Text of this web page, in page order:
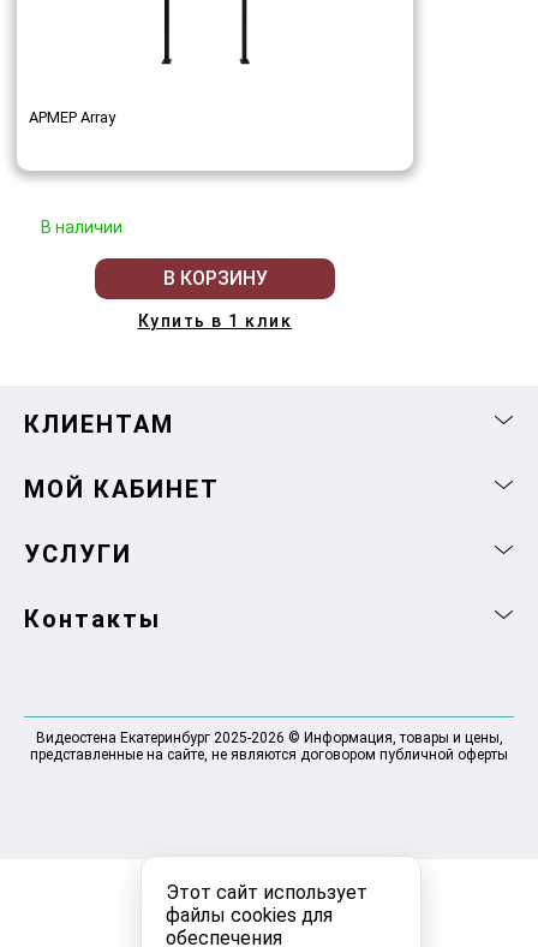
Этот сайт использует
файлы cookies для
обеспечения
АРМЕР Array
В наличии
В КОРЗИНУ
Купить в 1 клик
КЛИЕНТАМ
МОЙ КАБИНЕТ
УСЛУГИ
Контакты
Видеостена Екатеринбург 2025-2026 © Информация, товары и цены,
представленные на сайте, не являются договором публичной оферты